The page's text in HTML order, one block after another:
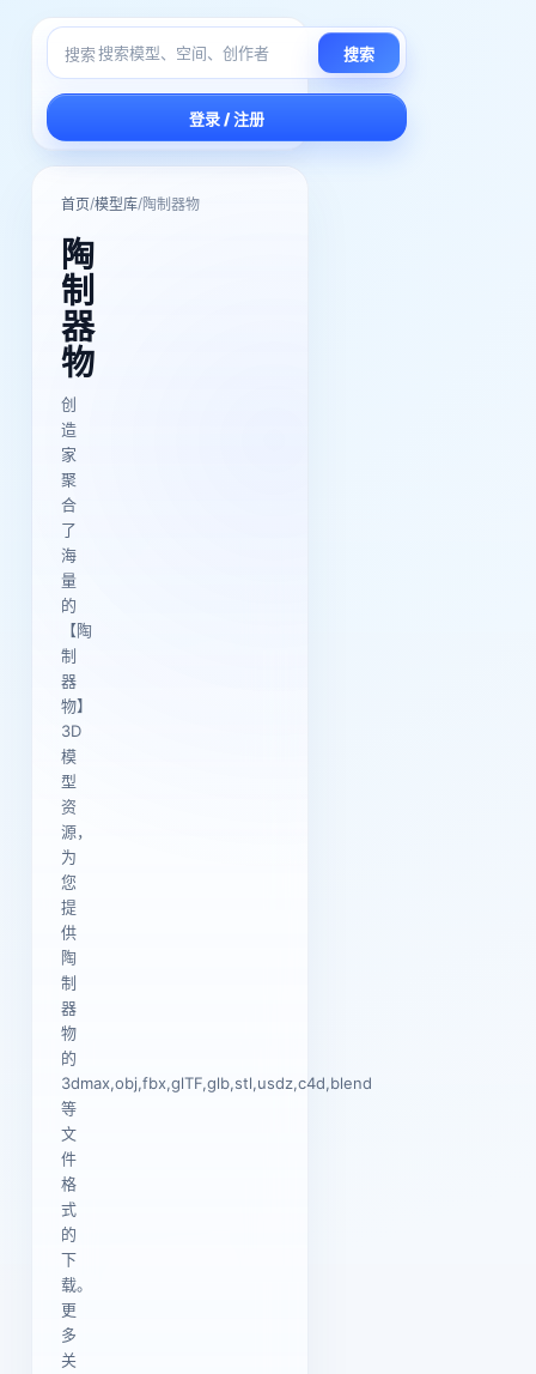
搜索 搜索
登录 / 注册
首页/模型库/陶制器物
陶
制
器
物
创
造
家
聚
合
了
海
量
的
【陶
制
器
物】
3D
模
型
资
源，
为
您
提
供
陶
制
器
物
的
3dmax,obj,fbx,glTF,glb,stl,usdz,c4d,blend
等
文
件
格
式
的
下
载。
更
多
关